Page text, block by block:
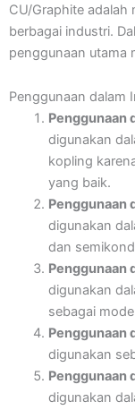
CU/Graphite adalah
berbagai industri.
penggunaan utama
Penggunaan dalam
Penggunaan
digunakan
kopling
yang baik.
Penggunaan
digunakan
dan
Penggunaan
digunakan
sebagai
Penggunaan
digunakan
Penggunaan
digunakan